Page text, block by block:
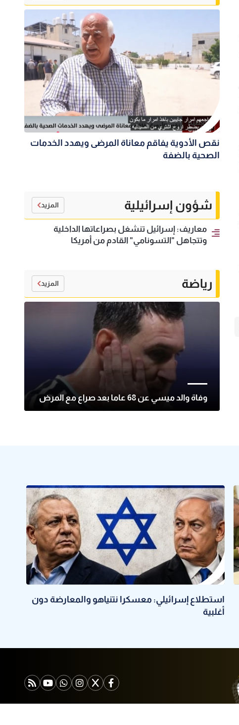
نقص الأدوية يفاقم معاناة المرضى ويهدد الخدمات
الصحية بالضفة
شؤون إسرائيلية المزيد
معاريف: إسرائيل تنشغل بصراعاتها الداخلية
وتتجاهل "التسونامي" القادم من أمريكا
رياضة المزيد
وفاة والد ميسي عن 68 عاما بعد صراع مع المرض
استطلاع إسرائيلي: معسكرا نتنياهو والمعارضة دون
أغلبية